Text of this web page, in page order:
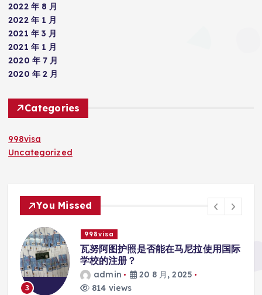
2022 年 8 月
2022 年 1 月
2021 年 3 月
2021 年 1 月
2020 年 7 月
2020 年 2 月
Categories
998visa
Uncategorized
You Missed
3
998visa
瓦努阿图护照是否能在马尼拉使用国际
学校的注册？
admin
20 8 月, 2025
814 views